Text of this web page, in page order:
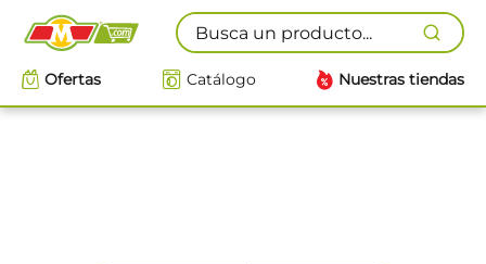
Busca un producto...
Ofertas Catálogo Nuestras tiendas